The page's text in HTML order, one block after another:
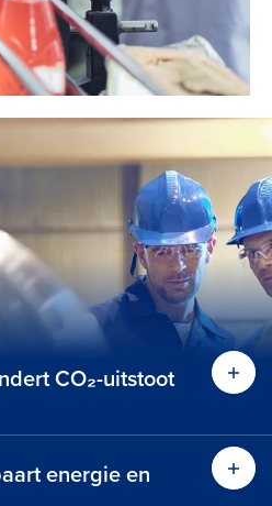
CO₂-uitstoot
energie en